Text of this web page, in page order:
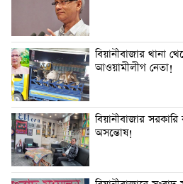
বিয়ানীবাজার থানা
আওয়ামীলীগ নেতা!
বিয়ানীবাজার
অসন্তোষ!